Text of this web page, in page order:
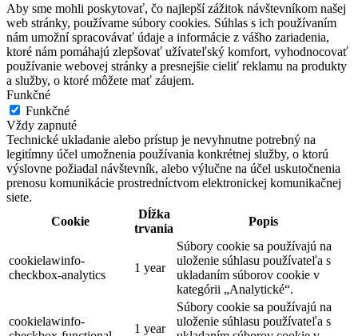
Aby sme mohli poskytovať, čo najlepší zážitok návštevníkom našej
web stránky, používame súbory cookies. Súhlas s ich používaním
nám umožní spracovávať údaje a informácie z vášho zariadenia,
ktoré nám pomáhajú zlepšovať užívateľský komfort, vyhodnocovať
používanie webovej stránky a presnejšie cieliť reklamu na produkty
a služby, o ktoré môžete mať záujem.
Funkčné
Funkčné
Vždy zapnuté
Technické ukladanie alebo prístup je nevyhnutne potrebný na
legitímny účel umožnenia používania konkrétnej služby, o ktorú
výslovne požiadal návštevník, alebo výlučne na účel uskutočnenia
prenosu komunikácie prostredníctvom elektronickej komunikačnej
siete.
Cookie
Dĺžka
trvania
Popis
cookielawinfo-
checkbox-analytics
1 year
Súbory cookie sa používajú na
uloženie súhlasu používateľa s
ukladaním súborov cookie v
kategórii „Analytické“.
cookielawinfo-
1 year
Súbory cookie sa používajú na
uloženie súhlasu používateľa s